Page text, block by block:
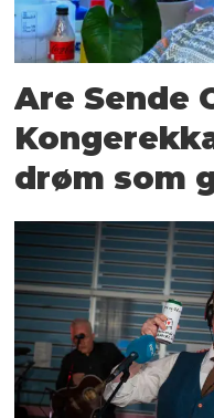
Are Sende
drøm som